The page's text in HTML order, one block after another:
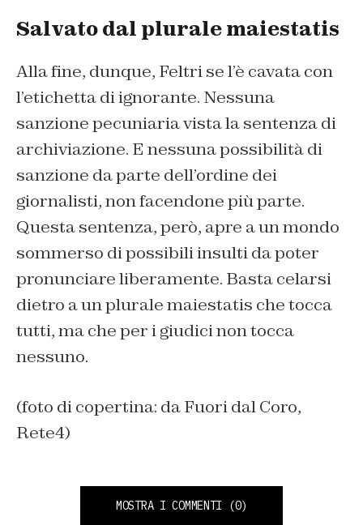
Salvato dal plurale maiestatis
Alla fine, dunque, Feltri se l’è cavata con
l’etichetta di ignorante. Nessuna
sanzione pecuniaria vista la sentenza di
archiviazione. E nessuna possibilità di
sanzione da parte dell’ordine dei
giornalisti, non facendone più parte.
Questa sentenza, però, apre a un mondo
sommerso di possibili insulti da poter
pronunciare liberamente. Basta celarsi
dietro a un plurale maiestatis che tocca
tutti, ma che per i giudici non tocca
nessuno.
(foto di copertina: da Fuori dal Coro,
Rete4)
MOSTRA I COMMENTI (0)